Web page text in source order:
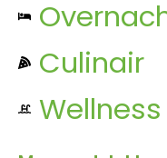
Culinair
Wellness